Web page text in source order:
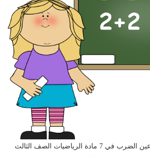
تحضير المستقبل من عين الضرب في 7 مادة الرياضيات الصف الثالث